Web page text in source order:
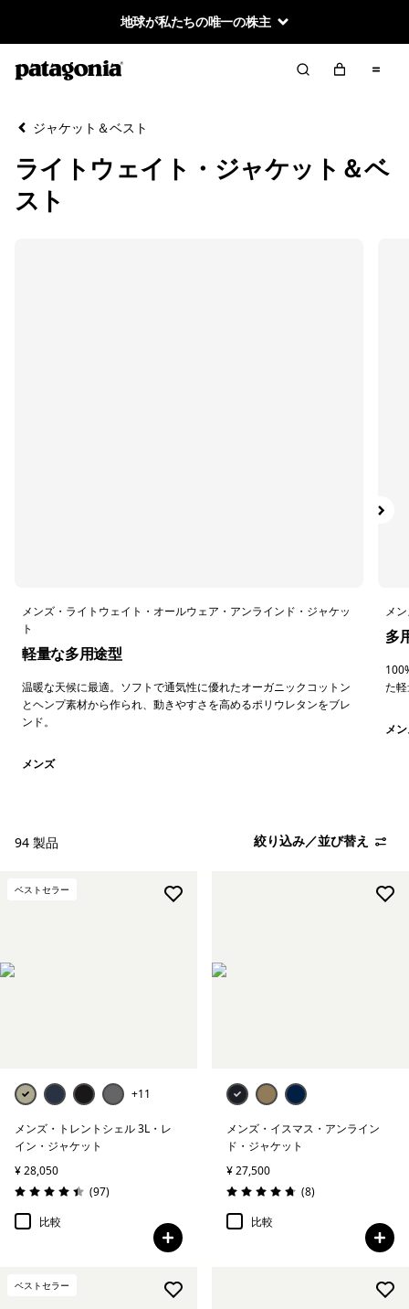
地球が私たちの唯一の株主
絞り込み／並び替え
絞り込み
カテゴリー
シェル
絞り込み
キッズ
絞り込み
スポーツ
絞り込み
特長
ジャケット＆ベスト
ライトウェイト・ジャケット＆ベ
スト
メンズ・ライトウェイト・オールウェア・アンラインド・ジャケッ
ト
軽量な多用途型
温暖な天候に最適。ソフトで通気性に優れたオーガニックコットン
とヘンプ素材から作られ、動きやすさを高めるポリウレタンをブレ
ンド。
メンズ
メ
多
た
メ
94 製品 絞り込み／並び替え
ベストセラー
+11
メンズ・トレントシェル 3L・レ
イン・ジャケット
¥ 28,050
評価: 4.4 / 5
(97レビュー
)
比較
メンズ・イスマス・アンライン
ド・ジャケット
¥ 27,500
評価: 4.8 / 5
(8レビュー
)
比較
ベストセラー